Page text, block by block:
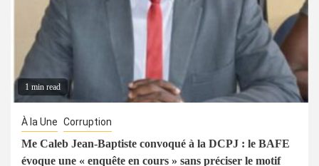
1 min read
À la Une Corruption
Me Caleb Jean-Baptiste convoqué à la DCPJ : le BAFE
évoque une « enquête en cours » sans préciser le motif